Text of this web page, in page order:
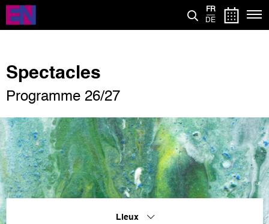
Aller
contenu
FR
DE
Spectacles
Programme 26/27
Lieux